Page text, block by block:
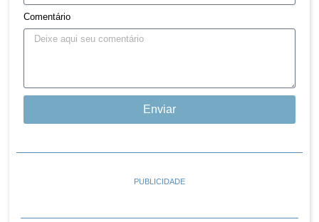
Comentário
Enviar
PUBLICIDADE